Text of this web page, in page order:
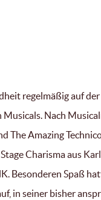
regelmäßig auf
Musicals. Nach
The Amazing
Charisma aus
Besonderen Spaß
in seiner bisher